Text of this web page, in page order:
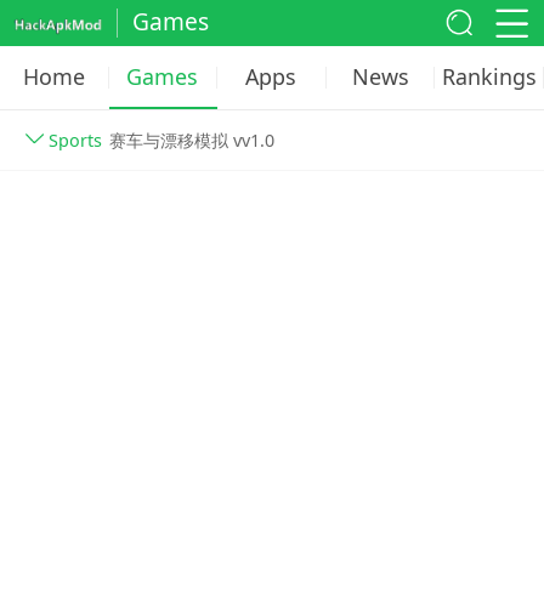
Games
Home Games Apps News Rankings
Sports 赛车与漂移模拟 vv1.0